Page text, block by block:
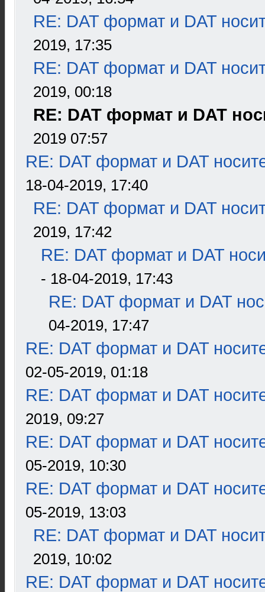
RE: DAT формат и DAT
2019, 17:35
RE: DAT формат и DAT
2019, 00:18
RE: DAT формат и DAT
2019 07:57
RE: DAT формат и DAT
18-04-2019, 17:40
RE: DAT формат и DAT
2019, 17:42
RE: DAT формат и DAT
- 18-04-2019, 17:43
RE: DAT формат и DAT
04-2019, 17:47
RE: DAT формат и DAT
02-05-2019, 01:18
RE: DAT формат и DAT
2019, 09:27
RE: DAT формат и DAT
05-2019, 10:30
RE: DAT формат и DAT
05-2019, 13:03
RE: DAT формат и DAT
2019, 10:02
RE: DAT формат и DAT